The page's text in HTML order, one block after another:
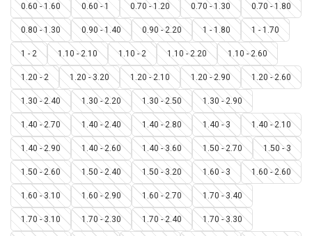
0.60 - 1.60 0.60 - 1 0.70 - 1.20 0.70 - 1.30 0.70 - 1.80
0.80 - 1.30 0.90 - 1.40 0.90 - 2.20 1 - 1.80 1 - 1.70
1 - 2 1.10 - 2.10 1.10 - 2 1.10 - 2.20 1.10 - 2.60
1.20 - 2 1.20 - 3.20 1.20 - 2.10 1.20 - 2.90 1.20 - 2.60
1.30 - 2.40 1.30 - 2.20 1.30 - 2.50 1.30 - 2.90
1.40 - 2.70 1.40 - 2.40 1.40 - 2.80 1.40 - 3 1.40 - 2.10
1.40 - 2.90 1.40 - 2.60 1.40 - 3.60 1.50 - 2.70 1.50 - 3
1.50 - 2.60 1.50 - 2.40 1.50 - 3.20 1.60 - 3 1.60 - 2.60
1.60 - 3.10 1.60 - 2.90 1.60 - 2.70 1.70 - 3.40
1.70 - 3.10 1.70 - 2.30 1.70 - 2.40 1.70 - 3.30